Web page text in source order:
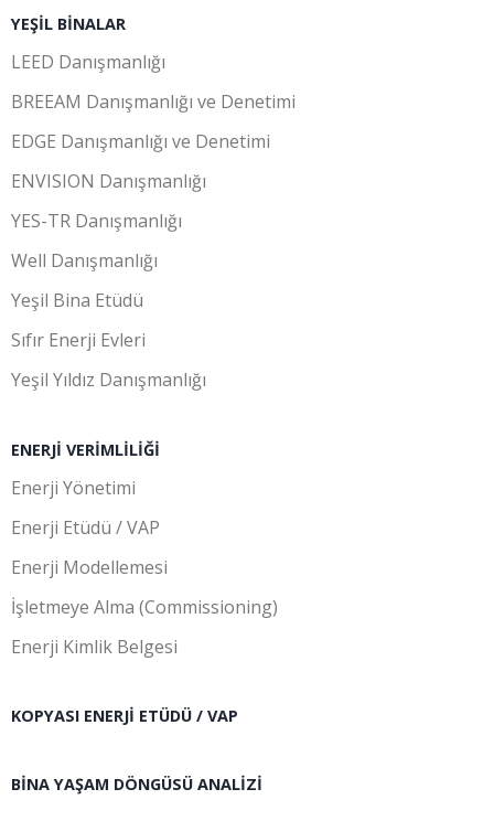
YEŞIL BINALAR
LEED Danışmanlığı
BREEAM Danışmanlığı ve Denetimi
EDGE Danışmanlığı ve Denetimi
ENVISION Danışmanlığı
YES-TR Danışmanlığı
Well Danışmanlığı
Yeşil Bina Etüdü
Sıfır Enerji Evleri
Yeşil Yıldız Danışmanlığı
ENERJI VERIMLILIĞI
Enerji Yönetimi
Enerji Etüdü / VAP
Enerji Modellemesi
İşletmeye Alma (Commissioning)
Enerji Kimlik Belgesi
KOPYASI ENERJI ETÜDÜ / VAP
BINA YAŞAM DÖNGÜSÜ ANALIZI